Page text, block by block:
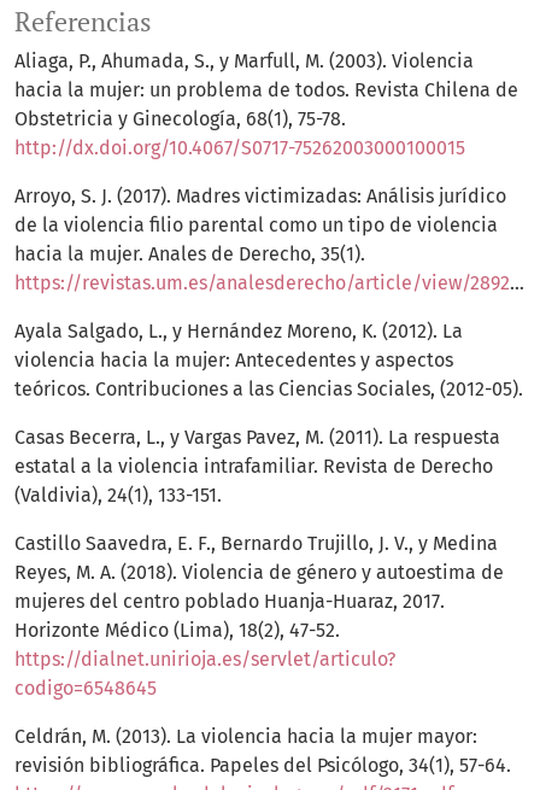
Referencias
Aliaga, P., Ahumada, S., y Marfull, M. (2003). Violencia
hacia la mujer: un problema de todos. Revista Chilena de
Obstetricia y Ginecología, 68(1), 75-78.
http://dx.doi.org/10.4067/S0717-75262003000100015
Arroyo, S. J. (2017). Madres victimizadas: Análisis jurídico
de la violencia filio parental como un tipo de violencia
hacia la mujer. Anales de Derecho, 35(1).
https://revistas.um.es/analesderecho/article/view/289231
Ayala Salgado, L., y Hernández Moreno, K. (2012). La
violencia hacia la mujer: Antecedentes y aspectos
teóricos. Contribuciones a las Ciencias Sociales, (2012-05).
Casas Becerra, L., y Vargas Pavez, M. (2011). La respuesta
estatal a la violencia intrafamiliar. Revista de Derecho
(Valdivia), 24(1), 133-151.
Castillo Saavedra, E. F., Bernardo Trujillo, J. V., y Medina
Reyes, M. A. (2018). Violencia de género y autoestima de
mujeres del centro poblado Huanja-Huaraz, 2017.
Horizonte Médico (Lima), 18(2), 47-52.
https://dialnet.unirioja.es/servlet/articulo?
codigo=6548645
Celdrán, M. (2013). La violencia hacia la mujer mayor:
revisión bibliográfica. Papeles del Psicólogo, 34(1), 57-64.